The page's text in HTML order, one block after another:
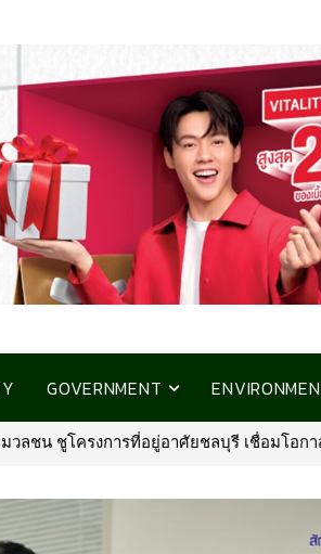
GOVERNMENT
ารมีบ้านคุณภาพ รองรับการเติบโตพื้นที่ EEC